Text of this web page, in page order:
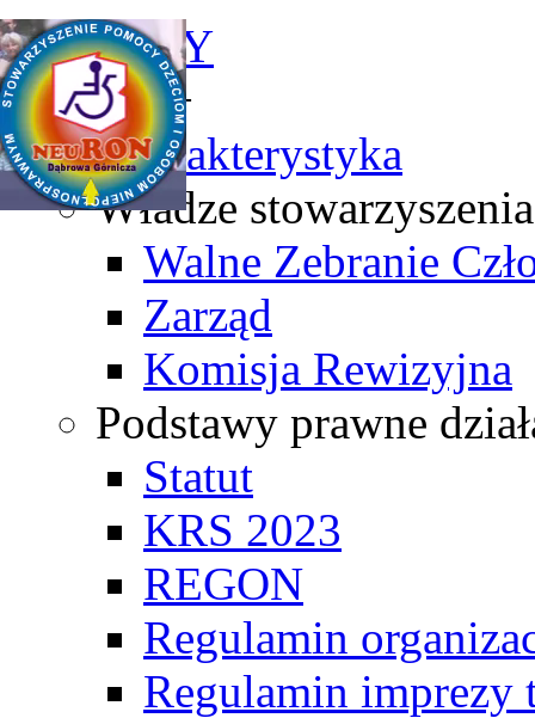
NEWSY
O nas +
Charakterystyka
Władze stowarzyszenia
Walne Zebranie
Zarząd
Komisja Rewizyjna
Podstawy prawne
Statut
KRS 2023
REGON
Regulamin
Regulamin